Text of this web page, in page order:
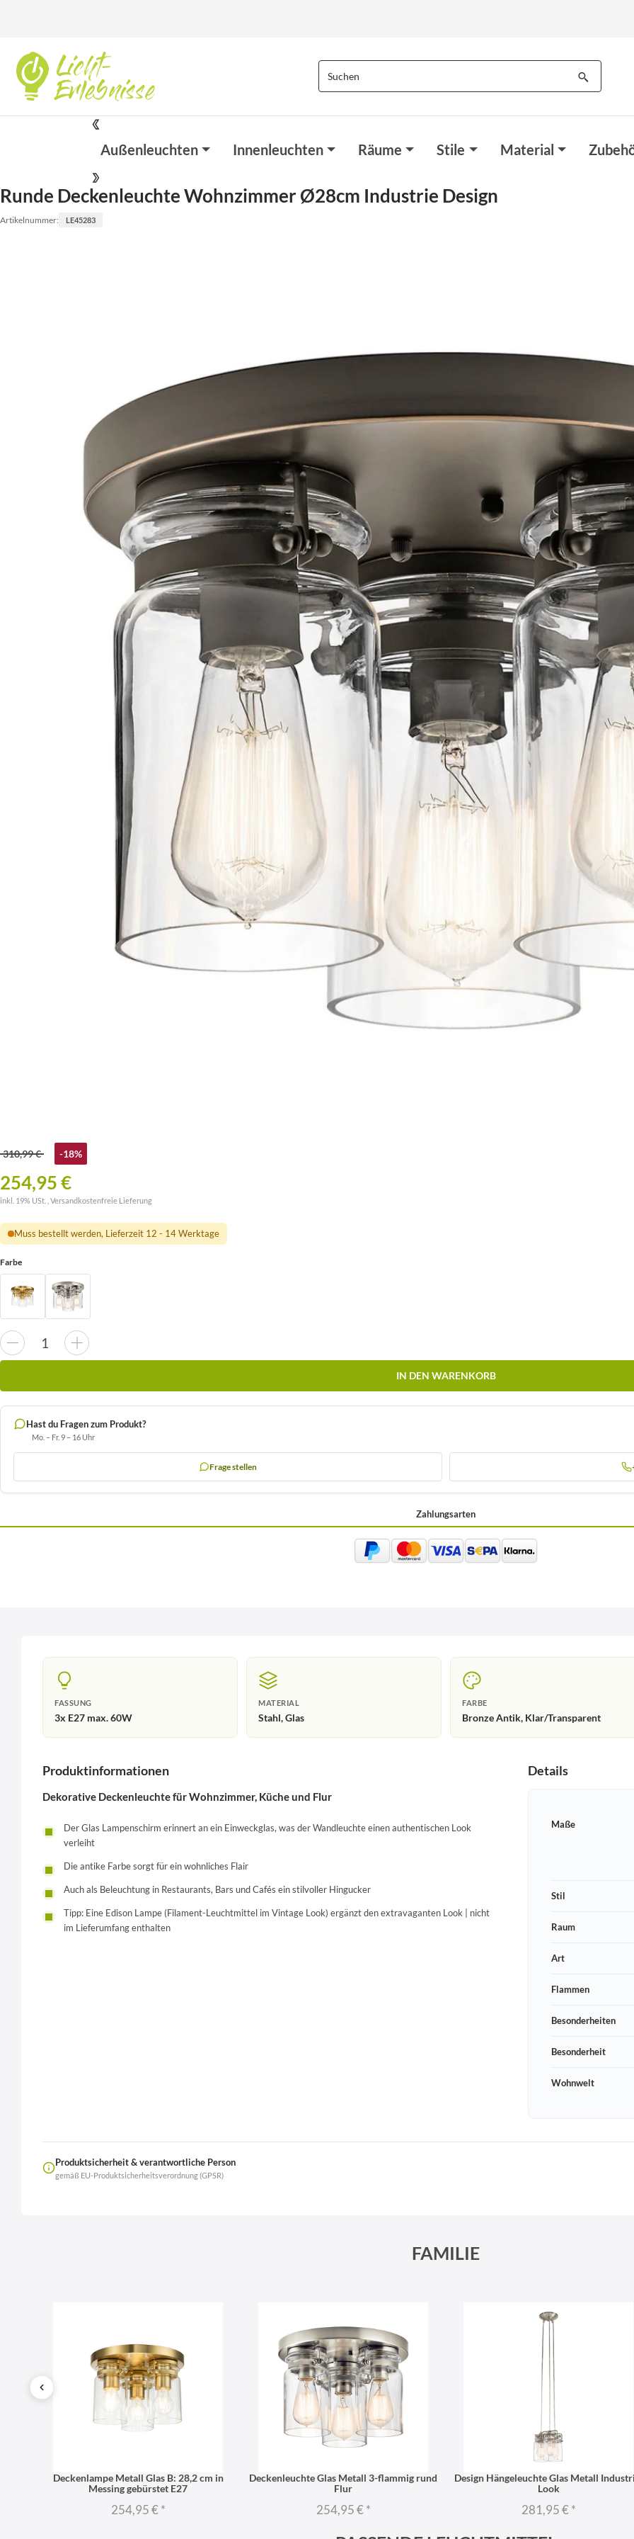
Außenleuchten Innenleuchten Räume Stile Material
Runde Deckenleuchte Wohnzimmer Ø28cm Industrie Design
Artikelnummer: LE45283
310,99 € -18%
254,95 €
inkl. 19% USt. , Versandkostenfreie Lieferung
Muss bestellt werden, Lieferzeit 12 - 14 Werktage
Farbe
IN DEN WARENKORB
Hast du Fragen zum Produkt?
Mo. – Fr. 9 – 16 Uhr
Frage stellen
Zahlungsarten
FASSUNG
3x E27 max. 60W
MATERIAL
Stahl, Glas
FARBE
Bronze Antik, Klar/Transparent
Produktinformationen
Dekorative Deckenleuchte für Wohnzimmer, Küche und Flur
Der Glas Lampenschirm erinnert an ein Einweckglas, was der Wandleuchte einen authentischen Look
verleiht
Die antike Farbe sorgt für ein wohnliches Flair
Auch als Beleuchtung in Restaurants, Bars und Cafés ein stilvoller Hingucker
Tipp: Eine Edison Lampe (Filament-Leuchtmittel im Vintage Look) ergänzt den extravaganten Look | nicht
im Lieferumfang enthalten
Details
Maße
Stil
Raum
Art
Flammen
Besonderheiten
Besonderheit
Wohnwelt
Produktsicherheit & verantwortliche Person
gemäß EU-Produktsicherheitsverordnung (GPSR)
FAMILIE
Deckenlampe Metall Glas B: 28,2 cm in
Messing gebürstet E27
254,95 €*
Deckenleuchte Glas Metall 3-flammig rund
Flur
254,95 €*
Design Hängeleuchte Glas Metall
Look
281,95 €*